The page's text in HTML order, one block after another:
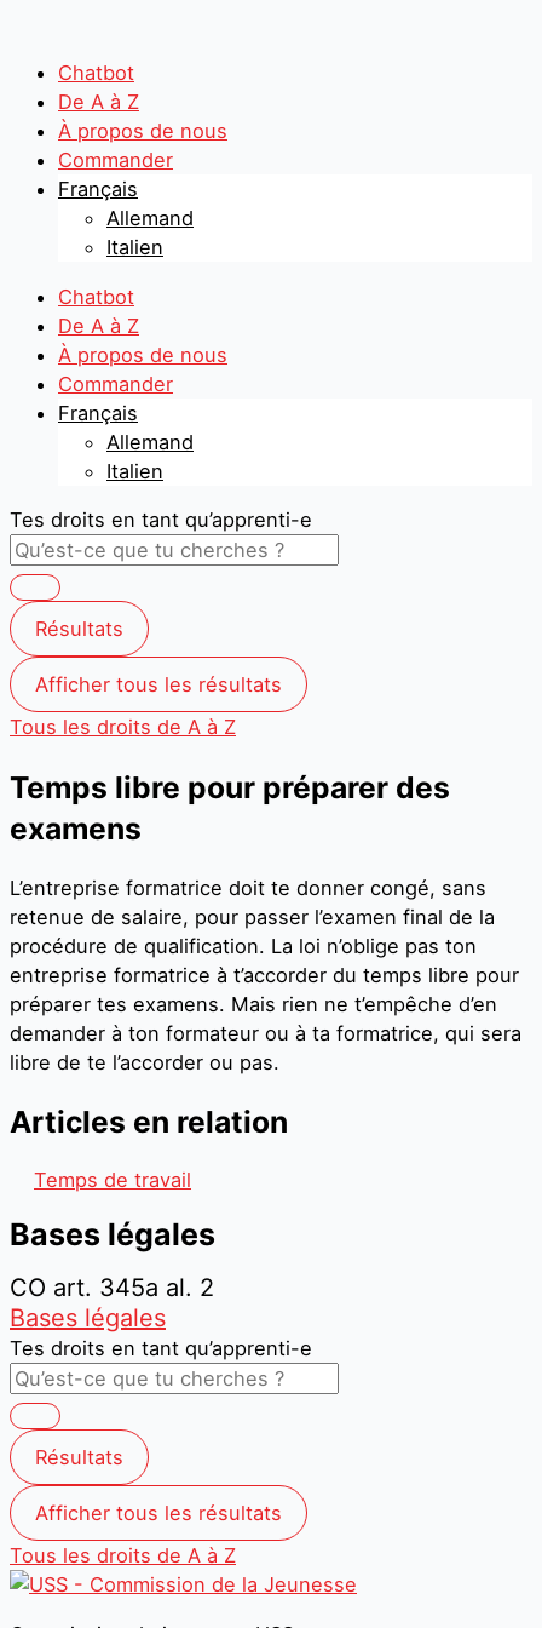
contenuChatbot
De A à Z
À propos de nous
Commander
Français
Allemand
Italien
Chatbot
De A à Z
À propos de nous
Commander
Français
Allemand
Italien
Tes droits en tant qu’apprenti-e
Résultats
Afficher tous les résultats
Tous les droits de A à Z
Temps libre pour préparer des
examens
L’entreprise formatrice doit te donner congé, sans
retenue de salaire, pour passer l’examen final de la
procédure de qualification. La loi n’oblige pas ton
entreprise formatrice à t’accorder du temps libre pour
préparer tes examens. Mais rien ne t’empêche d’en
demander à ton formateur ou à ta formatrice, qui sera
libre de te l’accorder ou pas.
Articles en relation
Temps de travail
Bases légales
CO art. 345a al. 2
Bases légales
Tes droits en tant qu’apprenti-e
Résultats
Afficher tous les résultats
Tous les droits de A à Z